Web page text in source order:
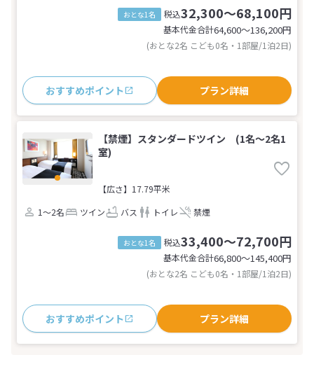
おとな1名 税込32,300～68,100円
基本代金合計64,600〜136,200円
(おとな2名 こども0名・1部屋/1泊2日)
おすすめポイント プラン詳細
【禁煙】スタンダードツイン (1名～2名1
室)
【広さ】17.79平米
1～2名
ツイン バス トイレ 禁煙
おとな1名 税込33,400～72,700円
基本代金合計66,800〜145,400円
(おとな2名 こども0名・1部屋/1泊2日)
おすすめポイント プラン詳細